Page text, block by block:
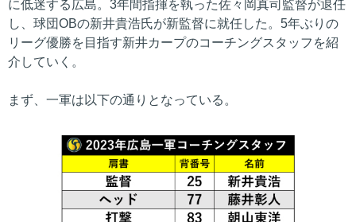
に低迷する広島。3年間指揮を執った佐々岡真司監督が退任
し、球団OBの新井貴浩氏が新監督に就任した。5年ぶりの
リーグ優勝を目指す新井カープのコーチングスタッフを紹
介していく。
まず、一軍は以下の通りとなっている。